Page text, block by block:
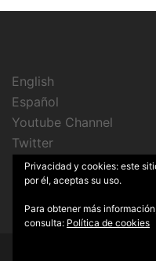
English
Español
Youtube Channel
Twitter
Instagram
Privacidad y cookies: este
por él, aceptas su uso.
Para obtener más
consulta: Política de cookies